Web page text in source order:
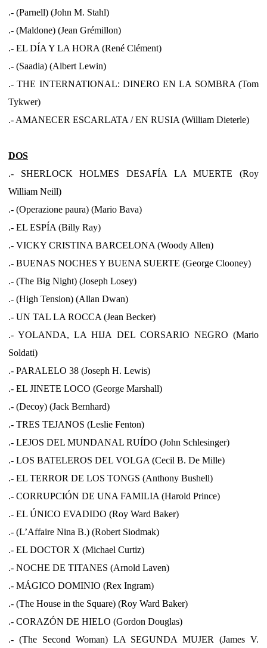
.- (Parnell) (John M. Stahl)
.- (Maldone) (Jean Grémillon)
.- EL DÍA Y LA HORA (René Clément)
.- (Saadia) (Albert Lewin)
.- THE INTERNATIONAL: DINERO EN LA SOMBRA (Tom
Tykwer)
.- AMANECER ESCARLATA / EN RUSIA (William Dieterle)
DOS
.- SHERLOCK HOLMES DESAFÍA LA MUERTE (Roy
William Neill)
.- (Operazione paura) (Mario Bava)
.- EL ESPÍA (Billy Ray)
.- VICKY CRISTINA BARCELONA (Woody Allen)
.- BUENAS NOCHES Y BUENA SUERTE (George Clooney)
.- (The Big Night) (Joseph Losey)
.- (High Tension) (Allan Dwan)
.- UN TAL LA ROCCA (Jean Becker)
.- YOLANDA, LA HIJA DEL CORSARIO NEGRO (Mario
Soldati)
.- PARALELO 38 (Joseph H. Lewis)
.- EL JINETE LOCO (George Marshall)
.- (Decoy) (Jack Bernhard)
.- TRES TEJANOS (Leslie Fenton)
.- LEJOS DEL MUNDANAL RUÍDO (John Schlesinger)
.- LOS BATELEROS DEL VOLGA (Cecil B. De Mille)
.- EL TERROR DE LOS TONGS (Anthony Bushell)
.- CORRUPCIÓN DE UNA FAMILIA (Harold Prince)
.- EL ÚNICO EVADIDO (Roy Ward Baker)
.- (L’Affaire Nina B.) (Robert Siodmak)
.- EL DOCTOR X (Michael Curtiz)
.- NOCHE DE TITANES (Arnold Laven)
.- MÁGICO DOMINIO (Rex Ingram)
.- (The House in the Square) (Roy Ward Baker)
.- CORAZÓN DE HIELO (Gordon Douglas)
.- (The Second Woman) LA SEGUNDA MUJER (James V.